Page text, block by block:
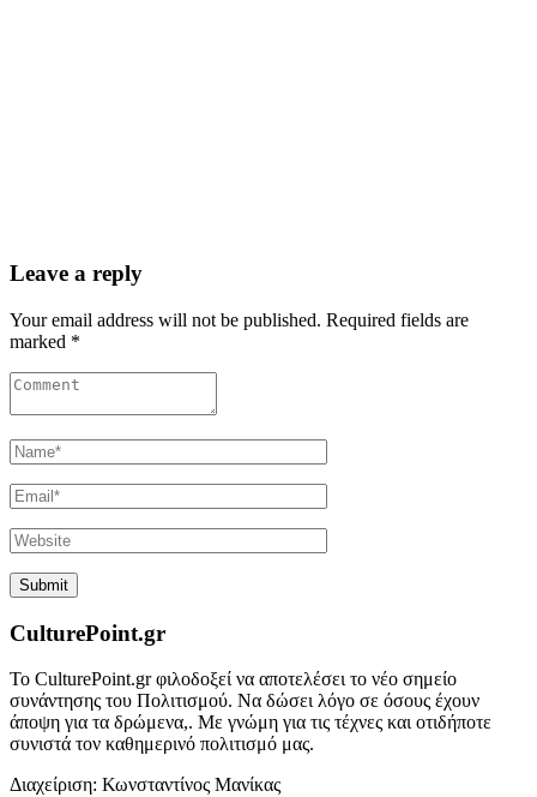
Leave a reply
Your email address will not be published. Required fields are
marked *
CulturePoint.gr
Το CulturePoint.gr φιλοδοξεί να αποτελέσει το νέο σημείο
συνάντησης του Πολιτισμού. Να δώσει λόγο σε όσους έχουν
άποψη για τα δρώμενα,. Με γνώμη για τις τέχνες και οτιδήποτε
συνιστά τον καθημερινό πολιτισμό μας.
Διαχείριση: Κωνσταντίνος Μανίκας